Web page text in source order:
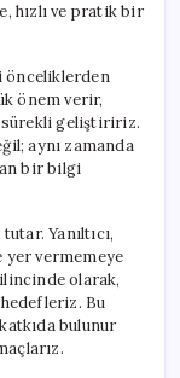
hızlı ve pratik bir
önceliklerden
önem verir,
geliştiririz.
aynı zamanda
bir bilgi
Yanıltıcı,
yer vermemeye
olarak,
Bu
bulunur